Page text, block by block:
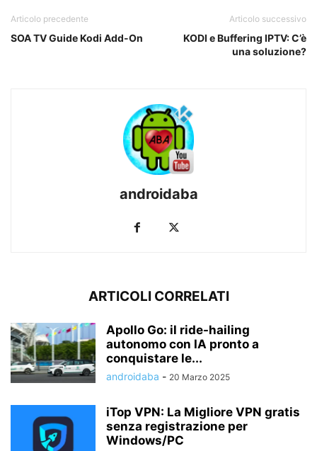
Articolo precedente
SOA TV Guide Kodi Add-On
Articolo successivo
KODI e Buffering IPTV: C’è
una soluzione?
androidaba
ARTICOLI CORRELATI
Apollo Go: il ride-hailing
autonomo con IA pronto a
conquistare le...
androidaba - 20 Marzo 2025
iTop VPN: La Migliore VPN gratis
senza registrazione per
Windows/PC